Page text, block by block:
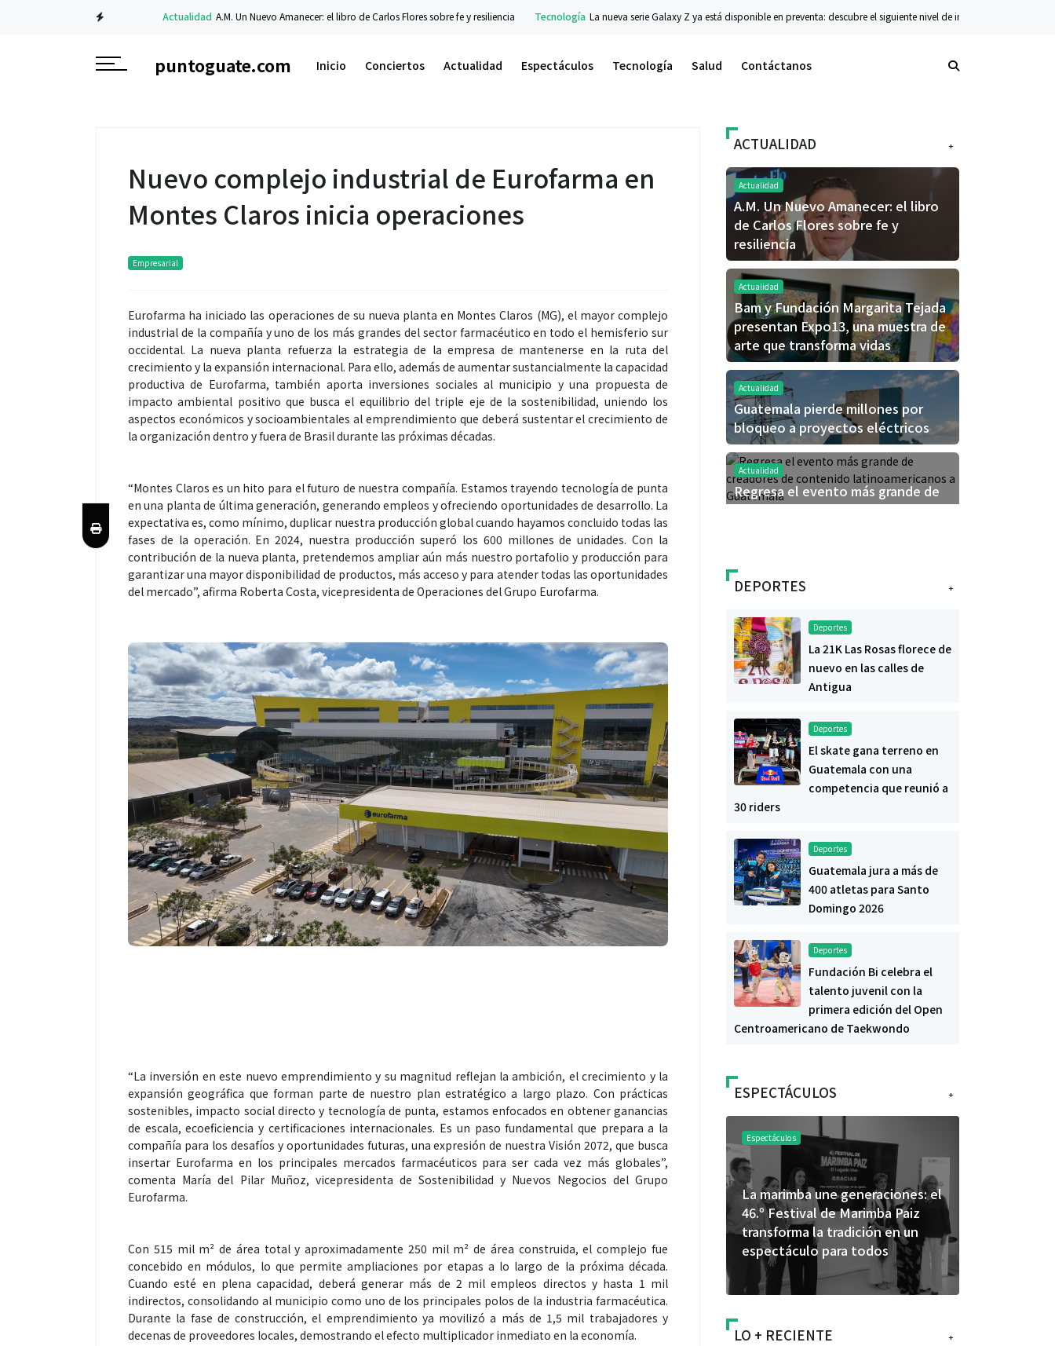
Actualidad A.M. Un Nuevo Amanecer: el libro de Carlos Flores sobre fe y resiliencia Tecnología La nueva serie Galaxy Z ya está disponible en preventa: descubre el siguiente nivel de innovación plegable
puntoguate.com Inicio Conciertos Actualidad Espectáculos Tecnología Salud Contáctanos
Nuevo complejo industrial de Eurofarma en
Montes Claros inicia operaciones
Empresarial
Eurofarma ha iniciado las operaciones de su nueva planta en Montes Claros (MG), el mayor complejo
industrial de la compañía y uno de los más grandes del sector farmacéutico en todo el hemisferio sur
occidental. La nueva planta refuerza la estrategia de la empresa de mantenerse en la ruta del
crecimiento y la expansión internacional. Para ello, además de aumentar sustancialmente la capacidad
productiva de Eurofarma, también aporta inversiones sociales al municipio y una propuesta de
impacto ambiental positivo que busca el equilibrio del triple eje de la sostenibilidad, uniendo los
aspectos económicos y socioambientales al emprendimiento que deberá sustentar el crecimiento de
la organización dentro y fuera de Brasil durante las próximas décadas.
“Montes Claros es un hito para el futuro de nuestra compañía. Estamos trayendo tecnología de punta
en una planta de última generación, generando empleos y ofreciendo oportunidades de desarrollo. La
expectativa es, como mínimo, duplicar nuestra producción global cuando hayamos concluido todas las
fases de la operación. En 2024, nuestra producción superó los 600 millones de unidades. Con la
contribución de la nueva planta, pretendemos ampliar aún más nuestro portafolio y producción para
garantizar una mayor disponibilidad de productos, más acceso y para atender todas las oportunidades
del mercado”, afirma Roberta Costa, vicepresidenta de Operaciones del Grupo Eurofarma.
“La inversión en este nuevo emprendimiento y su magnitud reflejan la ambición, el crecimiento y la
expansión geográfica que forman parte de nuestro plan estratégico a largo plazo. Con prácticas
sostenibles, impacto social directo y tecnología de punta, estamos enfocados en obtener ganancias
de escala, ecoeficiencia y certificaciones internacionales. Es un paso fundamental que prepara a la
compañía para los desafíos y oportunidades futuras, una expresión de nuestra Visión 2072, que busca
insertar Eurofarma en los principales mercados farmacéuticos para ser cada vez más globales”,
comenta María del Pilar Muñoz, vicepresidenta de Sostenibilidad y Nuevos Negocios del Grupo
Eurofarma.
Con 515 mil m² de área total y aproximadamente 250 mil m² de área construida, el complejo fue
concebido en módulos, lo que permite ampliaciones por etapas a lo largo de la próxima década.
Cuando esté en plena capacidad, deberá generar más de 2 mil empleos directos y hasta 1 mil
indirectos, consolidando al municipio como uno de los principales polos de la industria farmacéutica.
Durante la fase de construcción, el emprendimiento ya movilizó a más de 1,5 mil trabajadores y
decenas de proveedores locales, demostrando el efecto multiplicador inmediato en la economía.
+
ACTUALIDAD
Actualidad
A.M. Un Nuevo Amanecer: el libro
de Carlos Flores sobre fe y
resiliencia
Actualidad
Bam y Fundación Margarita Tejada
presentan Expo13, una muestra de
arte que transforma vidas
Actualidad
Guatemala pierde millones por
bloqueo a proyectos eléctricos
Actualidad
Regresa el evento más grande de
creadores de contenido
+
DEPORTES
Deportes
La 21K Las Rosas florece de
nuevo en las calles de
Antigua
Deportes
El skate gana terreno en
Guatemala con una
competencia que reunió a
30 riders
Deportes
Guatemala jura a más de
400 atletas para Santo
Domingo 2026
Deportes
Fundación Bi celebra el
talento juvenil con la
primera edición del Open
Centroamericano de Taekwondo
+
ESPECTÁCULOS
Espectáculos
La marimba une generaciones: el
46.º Festival de Marimba Paiz
transforma la tradición en un
espectáculo para todos
álbum de estudio
La marimba une generaciones: el
espectáculo para todos
+
LO + RECIENTE